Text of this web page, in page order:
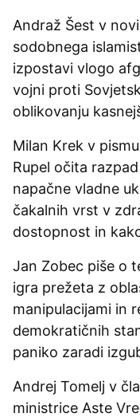
Andraž Šest v
sodobnega
izpostavi vlogo
vojni proti
oblikovanju
Milan Krek v
Rupel očita
napačne vladne
čakalnih vrst v
dostopnost in
Jan Zobec piše o
igra prežeta z
manipulacijami in
demokratičnih
paniko zaradi
Andrej Tomelj v
ministrice Aste